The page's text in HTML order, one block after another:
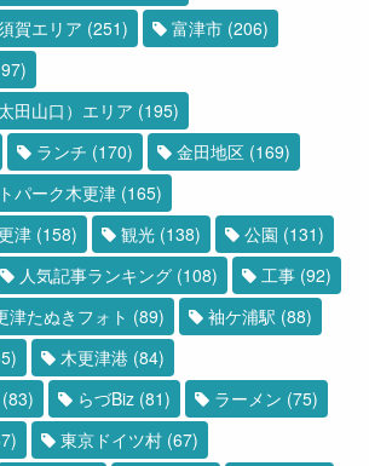
賀エリア (251) 富津市 (206)
田山口）エリア (195)
ランチ (170) 金田地区 (169)
パーク木更津 (165)
津 (158) 観光 (138) 公園 (131)
人気記事ランキング (108) 工事 (92)
津たぬきフォト (89) 袖ケ浦駅 (88)
木更津港 (84)
らづBiz (81) ラーメン (75)
東京ドイツ村 (67)